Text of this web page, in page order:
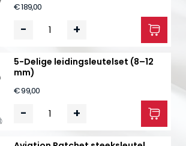
€ 189,00
- +
5-Delige leidingsleutelset (8–12
mm)
€ 99,00
- +